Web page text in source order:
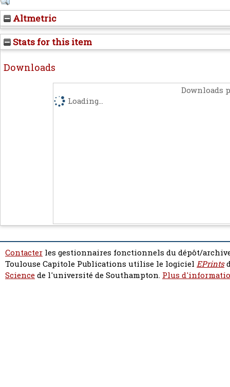
Altmetric
Stats for this item
Downloads
Downloads
Loading...
Contacter les gestionnaires fonctionnels du dépôt/
Toulouse Capitole Publications utilise le logiciel EPrints
Sciencede l'université de Southampton. Plus